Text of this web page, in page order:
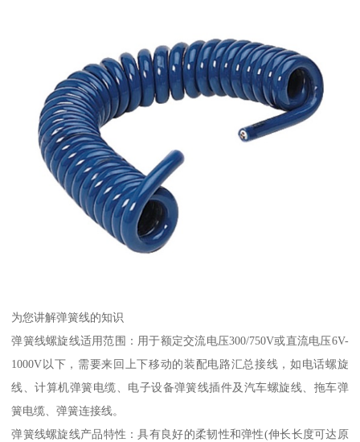
为您讲解弹簧线的知识
弹簧线螺旋线适用范围：用于额定交流电压300/750V或直流电压6V-
1000V以下，需要来回上下移动的装配电路汇总接线，如电话螺旋
线、计算机弹簧电缆、电子设备弹簧线插件及汽车螺旋线、拖车弹
簧电缆、弹簧连接线。
弹簧线螺旋线产品特性：具有良好的柔韧性和弹性(伸长长度可达原